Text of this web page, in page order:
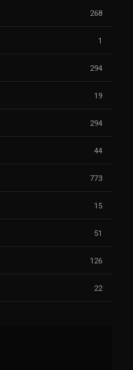
268
1
294
19
294
44
773
15
51
126
22